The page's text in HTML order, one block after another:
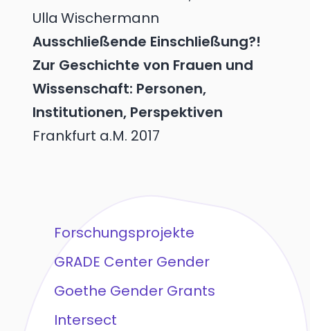
Ulla Wischermann
Ausschließende Einschließung?!
Zur Geschichte von Frauen und
Wissenschaft: Personen,
Institutionen, Perspektiven
Frankfurt a.M. 2017
Forschungsprojekte
GRADE Center Gender
Goethe Gender Grants
Intersect